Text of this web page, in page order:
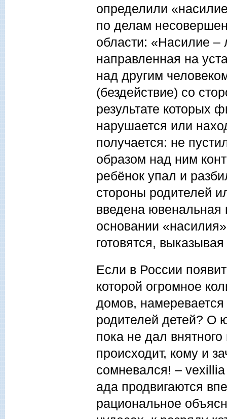
определили
по делам
области: «Насилие
направленная на
над другим
(бездействие) со
результате которых
нарушается или
получается: не
образом над ним
ребёнок упал и
стороны родителей
введена ювенальная
основании
готовятся,
Если в России
которой огромное
домов,
родителей детей? О
пока не дал
происходит, кому и
сомневался! –
ада продвигаются
рациональное